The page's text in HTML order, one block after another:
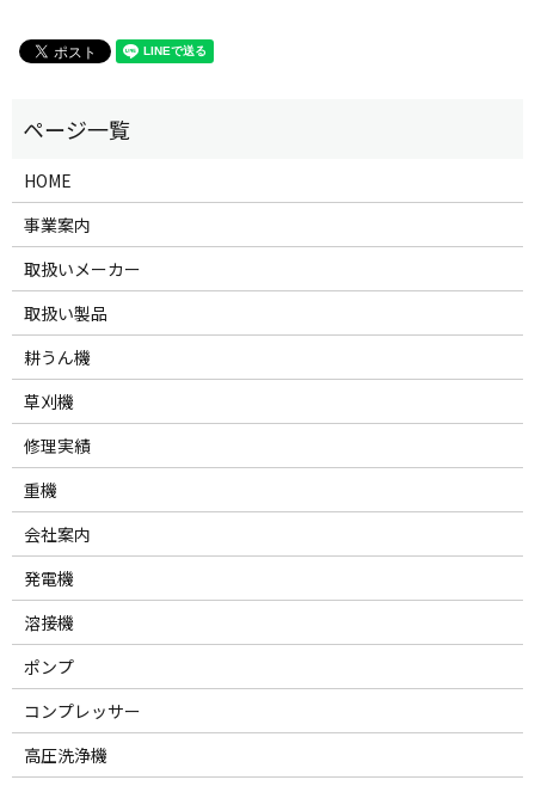
HOME
事業案内
取扱いメーカー
取扱い製品
耕うん機
草刈機
修理実績
重機
会社案内
発電機
溶接機
ポンプ
コンプレッサー
高圧洗浄機